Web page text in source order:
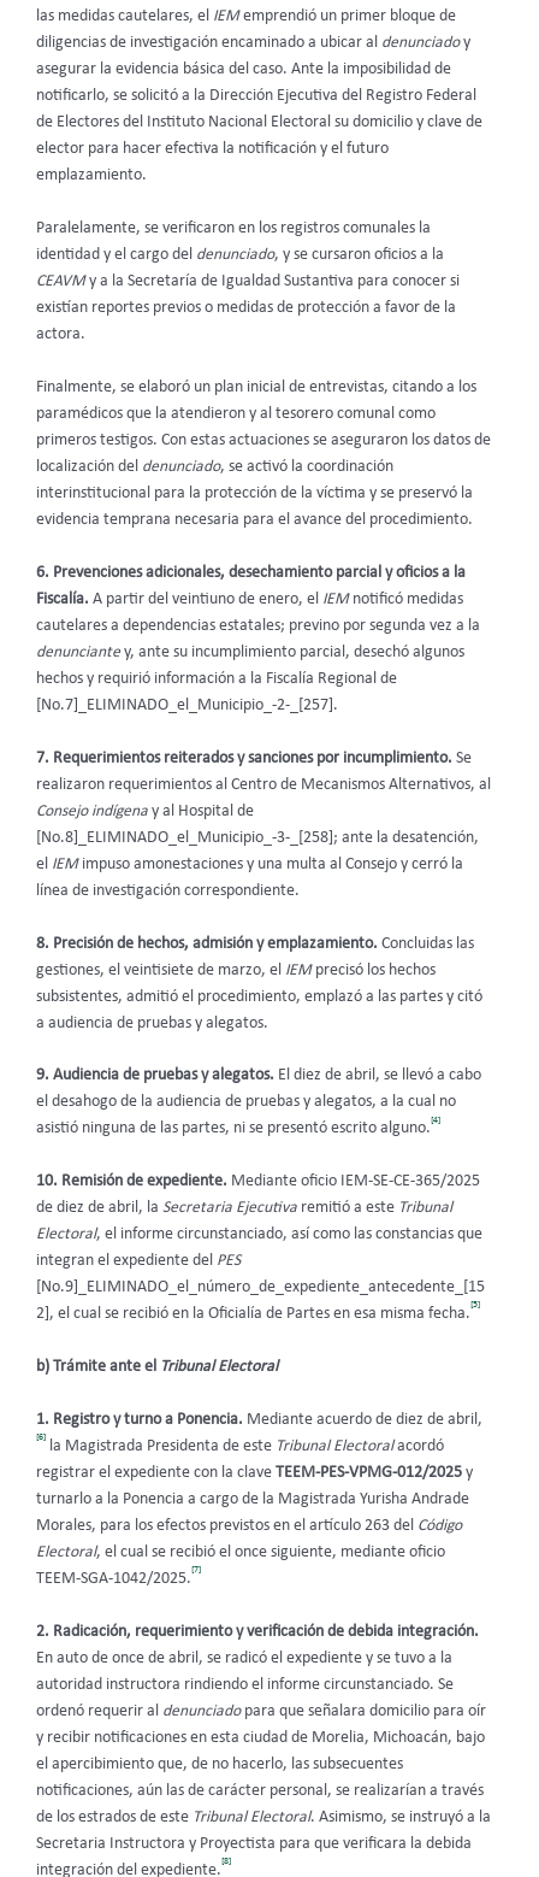
las medidas cautelares, el IEMemprendió un primer bloque de
diligencias de investigación encaminado a ubicar al denunciadoy
asegurar la evidencia básica del caso. Ante la imposibilidad de
notificarlo, se solicitó a la Dirección Ejecutiva del Registro Federal
de Electores del Instituto Nacional Electoral su domicilio y clave de
elector para hacer efectiva la notificación y el futuro
emplazamiento.
Paralelamente, se verificaron en los registros comunales la
identidad y el cargo del denunciado, y se cursaron oficios a la
CEAVMy a la Secretaría de Igualdad Sustantiva para conocer si
existían reportes previos o medidas de protección a favor de la
actora.
Finalmente, se elaboró un plan inicial de entrevistas, citando a los
paramédicos que la atendieron y al tesorero comunal como
primeros testigos. Con estas actuaciones se aseguraron los datos de
localización del denunciado, se activó la coordinación
interinstitucional para la protección de la víctima y se preservó la
evidencia temprana necesaria para el avance del procedimiento.
6. Prevenciones adicionales, desechamiento parcial y oficios a la
Fiscalía. A partir del veintiuno de enero, el IEM notificó medidas
cautelares a dependencias estatales; previno por segunda vez a la
denunciantey, ante su incumplimiento parcial, desechó algunos
hechos y requirió información a la Fiscalía Regional de
[No.7]_ELIMINADO_el_Municipio_-2-_[257].
7. Requerimientos reiterados y sanciones por incumplimiento. Se
realizaron requerimientos al Centro de Mecanismos Alternativos, al
Consejo indígena y al Hospital de
[No.8]_ELIMINADO_el_Municipio_-3-_[258]; ante la desatención,
el IEM impuso amonestaciones y una multa al Consejo y cerró la
línea de investigación correspondiente.
8. Precisión de hechos, admisión y emplazamiento. Concluidas las
gestiones, el veintisiete de marzo, el IEMprecisó los hechos
subsistentes, admitió el procedimiento, emplazó a las partes y citó
a audiencia de pruebas y alegatos.
9. Audiencia de pruebas y alegatos. El diez de abril, se llevó a cabo
el desahogo de la audiencia de pruebas y alegatos, a la cual no
asistió ninguna de las partes, ni se presentó escrito alguno.
[4]
10. Remisión de expediente. Mediante oficio IEM-SE-CE-365/2025
de diez de abril, la Secretaria Ejecutiva remitió a este Tribunal
Electoral, el informe circunstanciado, así como las constancias que
integran el expediente del PES
[No.9]_ELIMINADO_el_número_de_expediente_antecedente_[15
2], el cual se recibió en la Oficialía de Partes en esa misma fecha.
[5]
b) Trámite ante el Tribunal Electoral
1. Registro y turno a Ponencia. Mediante acuerdo de diez de abril,
[6]
la Magistrada Presidenta de este Tribunal Electoralacordó
registrar el expediente con la clave
TEEM-PES-VPMG-012/2025 y
turnarlo a la Ponencia a cargo de la Magistrada Yurisha Andrade
Morales, para los efectos previstos en el artículo 263 del Código
Electoral, el cual se recibió el once siguiente, mediante oficio
TEEM-SGA-1042/2025.
[7]
2. Radicación, requerimiento y verificación de debida integración.
En auto de once de abril, se radicó el expediente y se tuvo a la
autoridad instructora rindiendo el informe circunstanciado. Se
ordenó requerir al denunciado para que señalara domicilio para oír
y recibir notificaciones en esta ciudad de Morelia, Michoacán, bajo
el apercibimiento que, de no hacerlo, las subsecuentes
notificaciones, aún las de carácter personal, se realizarían a través
de los estrados de este Tribunal Electoral. Asimismo, se instruyó a la
Secretaria Instructora y Proyectista para que verificara la debida
integración del expediente.
[8]